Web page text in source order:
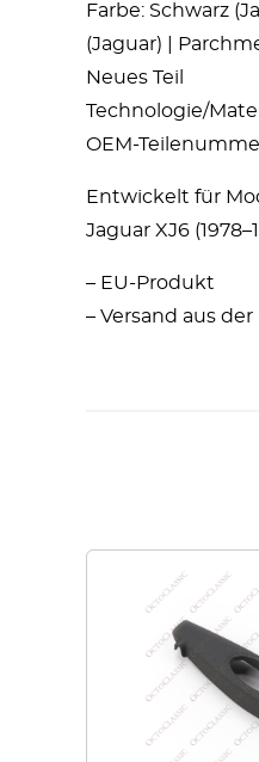
Farbe: Schwarz
(Jaguar) |
Neues Teil
Technologie/
OEM-
Entwickelt für
Jaguar XJ6
– EU-Produkt
– Versand aus der